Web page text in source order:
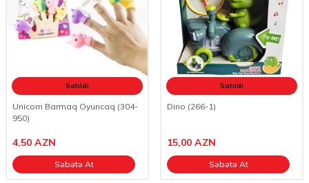
Satıldı
Unicorn Barmaq Oyuncaq (304-
950)
4,50 AZN
Səbətə At
Satıldı
Dino (266-1)
15,00 AZN
Səbətə At